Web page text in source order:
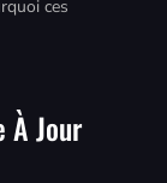
ces
À Jour